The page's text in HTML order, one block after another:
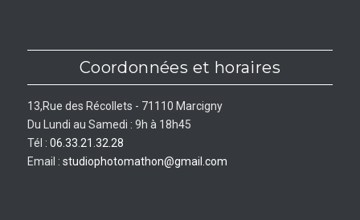
Coordonnées et horaires
13,Rue des Récollets - 71110 Marcigny
Du Lundi au Samedi : 9h à 18h45
Tél : 06.33.21.32.28
Email : studiophotomathon@gmail.com